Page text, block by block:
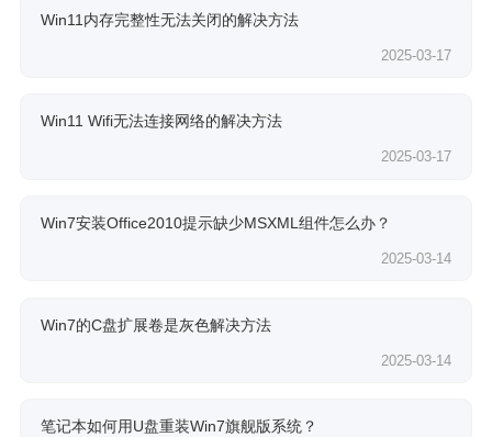
Win11内存完整性无法关闭的解决方法
2025-03-17
Win11 Wifi无法连接网络的解决方法
2025-03-17
Win7安装Office2010提示缺少MSXML组件怎么办？
2025-03-14
Win7的C盘扩展卷是灰色解决方法
2025-03-14
笔记本如何用U盘重装Win7旗舰版系统？